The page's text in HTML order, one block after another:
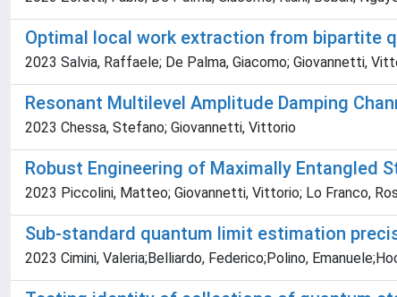
Optimal local work extraction from bipartite
2023 Salvia, Raffaele; De Palma, Giacomo; Giovannetti,
Resonant Multilevel Amplitude Damping
2023 Chessa, Stefano; Giovannetti, Vittorio
Robust Engineering of Maximally Entangled
2023 Piccolini, Matteo; Giovannetti, Vittorio; Lo Franco,
Sub-standard quantum limit estimation
2023 Cimini, Valeria;Belliardo, Federico;Polino,